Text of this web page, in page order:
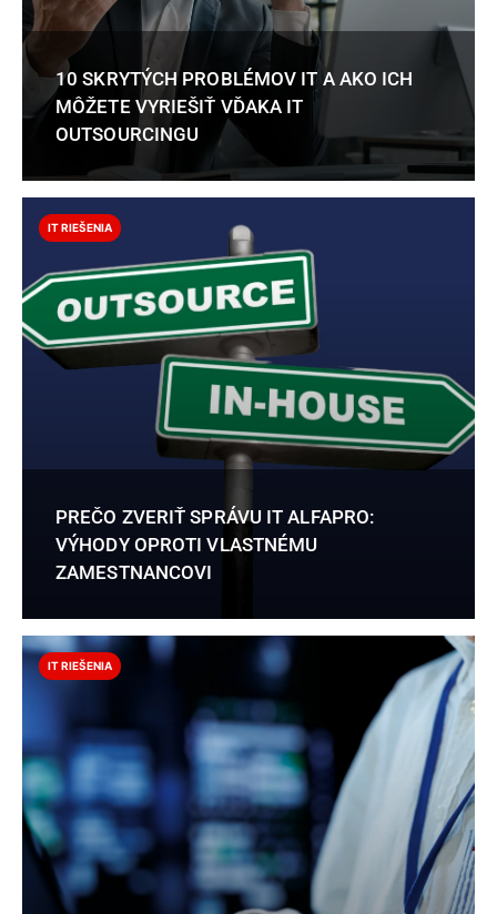
10 SKRYTÝCH PROBLÉMOV IT A AKO ICH
MÔŽETE VYRIEŠIŤ VĎAKA IT
OUTSOURCINGU
PREČO ZVERIŤ SPRÁVU IT ALFAPRO:
VÝHODY OPROTI VLASTNÉMU
ZAMESTNANCOVI
IT RIEŠENIA
IT RIEŠENIA